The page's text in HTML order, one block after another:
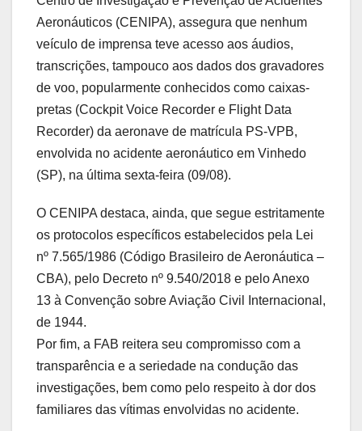
Aeronáuticos (CENIPA), assegura que nenhum
veículo de imprensa teve acesso aos áudios,
transcrições, tampouco aos dados dos gravadores
de voo, popularmente conhecidos como caixas-
pretas (Cockpit Voice Recorder e Flight Data
Recorder) da aeronave de matrícula PS-VPB,
envolvida no acidente aeronáutico em Vinhedo
(SP), na última sexta-feira (09/08).
O CENIPA destaca, ainda, que segue estritamente
os protocolos específicos estabelecidos pela Lei
nº 7.565/1986 (Código Brasileiro de Aeronáutica –
CBA), pelo Decreto nº 9.540/2018 e pelo Anexo
13 à Convenção sobre Aviação Civil Internacional,
de 1944.
Por fim, a FAB reitera seu compromisso com a
transparência e a seriedade na condução das
investigações, bem como pelo respeito à dor dos
familiares das vítimas envolvidas no acidente.